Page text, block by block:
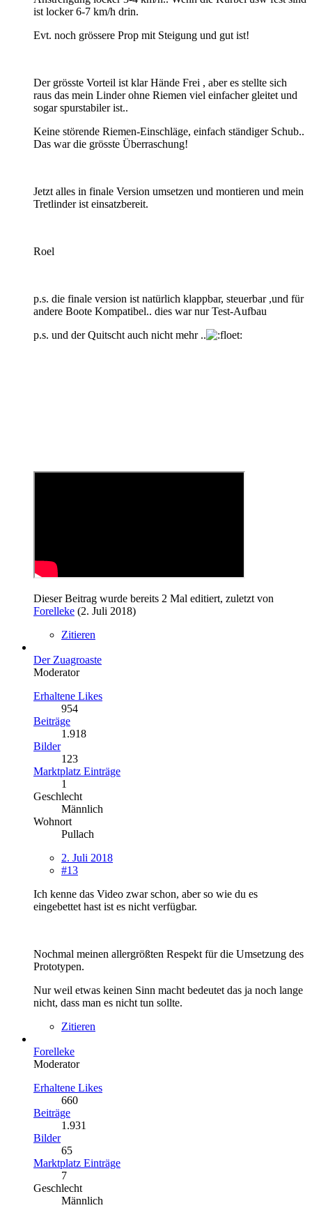
ist locker 6-7 km/h drin.
Evt. noch grössere Prop mit Steigung und gut ist!
Der grösste Vorteil ist klar Hände Frei , aber es stellte sich
raus das mein Linder ohne Riemen viel einfacher gleitet und
sogar spurstabiler ist..
Keine störende Riemen-Einschläge, einfach ständiger Schub..
Das war die grösste Überraschung!
Jetzt alles in finale Version umsetzen und montieren und mein
Tretlinder ist einsatzbereit.
Roel
p.s. die finale version ist natürlich klappbar, steuerbar ,und für
andere Boote Kompatibel.. dies war nur Test-Aufbau
p.s. und der Quitscht auch nicht mehr ..
Dieser Beitrag wurde bereits 2 Mal editiert, zuletzt von
Forelleke (2. Juli 2018)
Zitieren
Der Zuagroaste
Moderator
Erhaltene Likes
954
Beiträge
1.918
Bilder
123
Marktplatz Einträge
1
Geschlecht
Männlich
Wohnort
Pullach
2. Juli 2018
#13
Ich kenne das Video zwar schon, aber so wie du es
eingebettet hast ist es nicht verfügbar.
Nochmal meinen allergrößten Respekt für die Umsetzung des
Prototypen.
Nur weil etwas keinen Sinn macht bedeutet das ja noch lange
nicht, dass man es nicht tun sollte.
Zitieren
Forelleke
Moderator
Erhaltene Likes
660
Beiträge
1.931
Bilder
65
Marktplatz Einträge
7
Geschlecht
Männlich